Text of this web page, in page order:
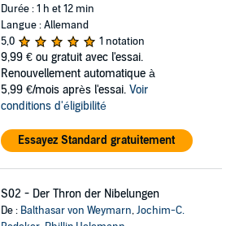
Durée : 1 h et 12 min
Langue : Allemand
5,0
1 notation
9,99 € ou gratuit avec l'essai.
Renouvellement automatique à
5,99 €/mois après l'essai. Voir
conditions d'éligibilité
Essayez Standard gratuitement
S02 - Der Thron der Nibelungen
De : Balthasar von Weymarn,Jochim-C.